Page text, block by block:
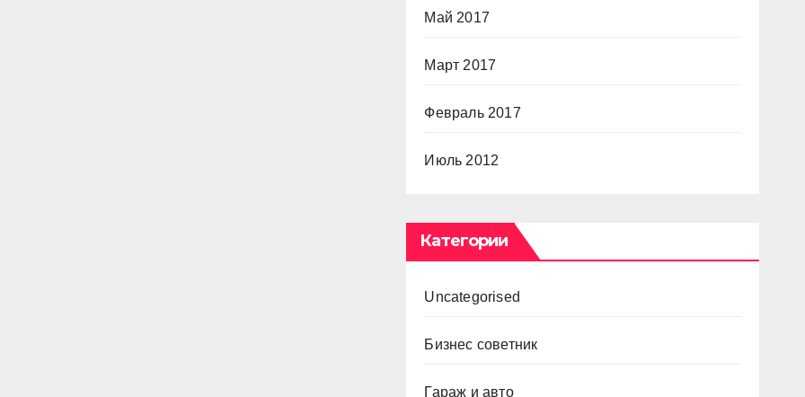
Май 2017
Март 2017
Февраль 2017
Июль 2012
Категории
Uncategorised
Бизнес советник
Гараж и авто